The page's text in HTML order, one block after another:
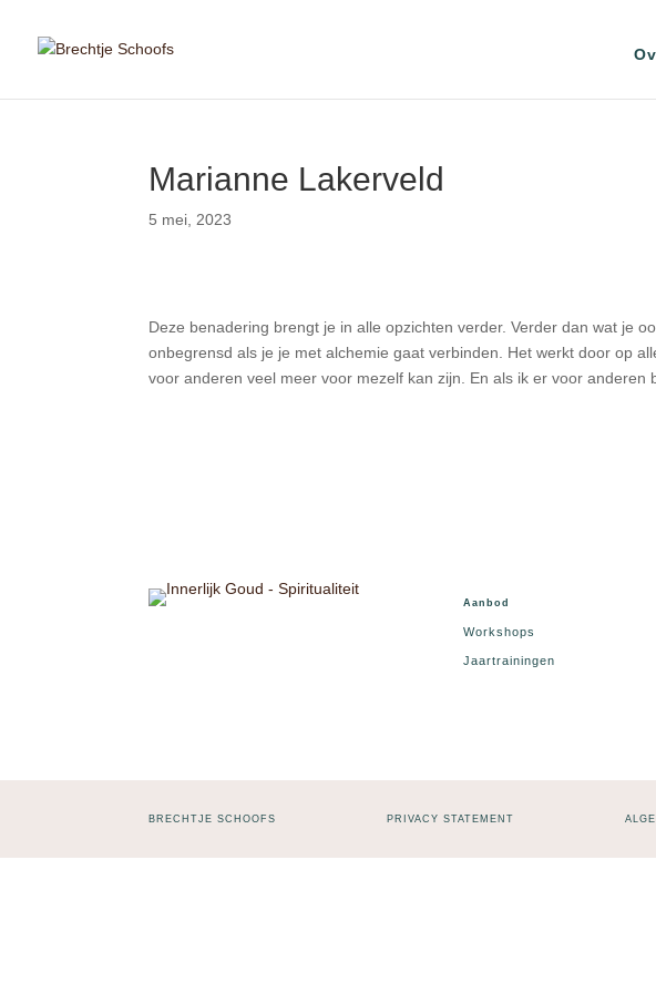
Marianne Lakerveld
5 mei, 2023
Deze benadering brengt je in alle opzichten verder. Verder dan wat je
onbegrensd als je je met alchemie gaat verbinden. Het werkt door op
voor anderen veel meer voor mezelf kan zijn. En als ik er voor anderen
Aanbod
Workshops
Jaartrainingen
BRECHTJE SCHOOFS PRIVACY STATEMENT